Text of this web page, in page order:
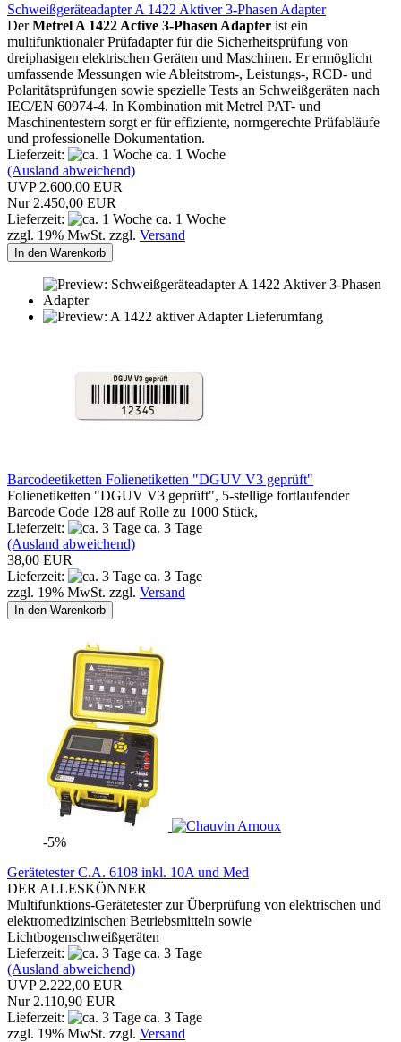
Schweißgeräteadapter A 1422 Aktiver 3-Phasen Adapter
DerMetrel A 1422 Active 3-Phasen Adapter ist ein
multifunktionaler Prüfadapter für die Sicherheitsprüfung von
dreiphasigen elektrischen Geräten und Maschinen. Er ermöglicht
umfassende Messungen wie Ableitstrom-, Leistungs-, RCD- und
Polaritätsprüfungen sowie spezielle Tests an Schweißgeräten nach
IEC/EN 60974-4. In Kombination mit Metrel PAT- und
Maschinentestern sorgt er für effiziente, normgerechte Prüfabläufe
und professionelle Dokumentation.
Lieferzeit:
ca. 1 Woche
(Ausland abweichend)
UVP 2.600,00 EUR
Nur 2.450,00 EUR
Lieferzeit:
ca. 1 Woche
zzgl. 19% MwSt. zzgl. Versand
In den Warenkorb
Barcodeetiketten Folienetiketten "DGUV V3 geprüft"
Folienetiketten "DGUV V3 geprüft", 5-stellige fortlaufender
Barcode Code 128 auf Rolle zu 1000 Stück,
Lieferzeit:
ca. 3 Tage
(Ausland abweichend)
38,00 EUR
Lieferzeit:
ca. 3 Tage
zzgl. 19% MwSt. zzgl. Versand
In den Warenkorb
-5%
Gerätetester C.A. 6108 inkl. 10A und Med
DER ALLESKÖNNER
Multifunktions-Gerätetester zur Überprüfung von elektrischen und
elektromedizinischen Betriebsmitteln sowie
Lichtbogenschweißgeräten
Lieferzeit:
ca. 3 Tage
(Ausland abweichend)
UVP 2.222,00 EUR
Nur 2.110,90 EUR
Lieferzeit:
ca. 3 Tage
zzgl. 19% MwSt. zzgl. Versand